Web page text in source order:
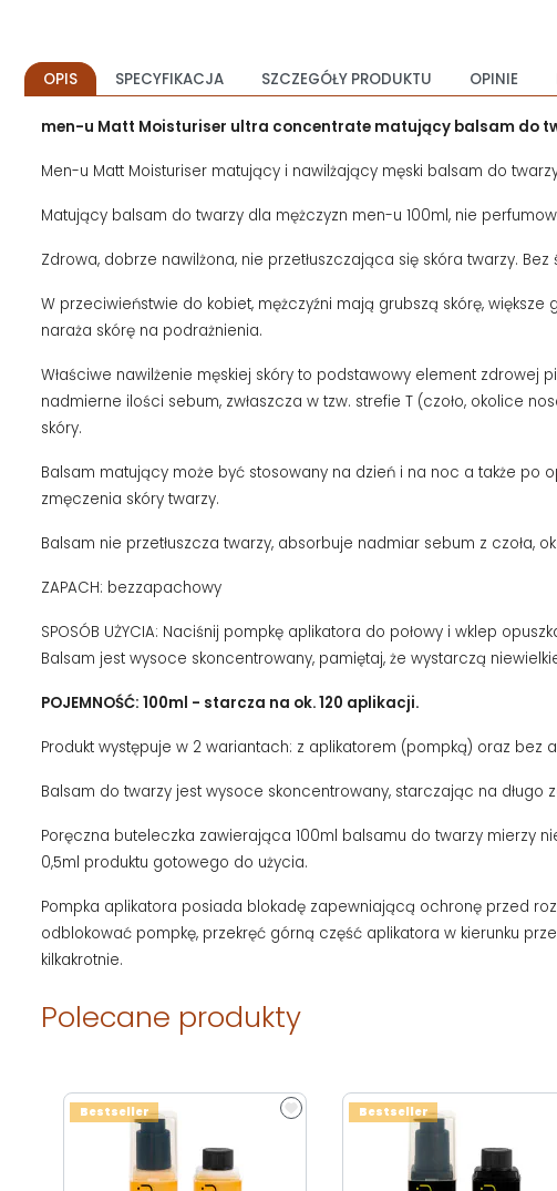
OPIS SPECYFIKACJA SZCZEGÓŁY PRODUKTU OPINIE
men-u Matt Moisturiser ultra concentrate matujący balsam do
Men-u Matt Moisturiser matujący i nawilżający męski balsam do
Matujący balsam do twarzy dla mężczyzn men-u 100ml, nie
Zdrowa, dobrze nawilżona, nie przetłuszczająca się skóra twarzy.
W przeciwieństwie do kobiet, mężczyźni mają grubszą skórę,
naraża skórę na podrażnienia.
Właściwe nawilżenie męskiej skóry to podstawowy element zdrowej
nadmierne ilości sebum, zwłaszcza w tzw. strefie T (czoło, okolice
skóry.
Balsam matujący może być stosowany na dzień i na noc a także po
zmęczenia skóry twarzy.
Balsam nie przetłuszcza twarzy, absorbuje nadmiar sebum z
ZAPACH: bezzapachowy
SPOSÓB UŻYCIA: Naciśnij pompkę aplikatora do połowy i wklep
Balsam jest wysoce skoncentrowany, pamiętaj, że wystarczą
POJEMNOŚĆ: 100ml - starcza na ok. 120 aplikacji.
Produkt występuje w 2 wariantach: z aplikatorem (pompką) oraz bez
Balsam do twarzy jest wysoce skoncentrowany, starczając na
Poręczna buteleczka zawierająca 100ml balsamu do twarzy mierzy
0,5ml produktu gotowego do użycia.
Pompka aplikatora posiada blokadę zapewniającą ochronę przed
odblokować pompkę, przekręć górną część aplikatora w kierunku
kilkakrotnie.
Polecane produkty
Bestseller Bestseller